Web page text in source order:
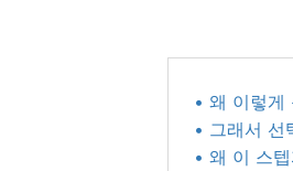
• 왜 이렇게
• 그래서 선
• 왜 이 스